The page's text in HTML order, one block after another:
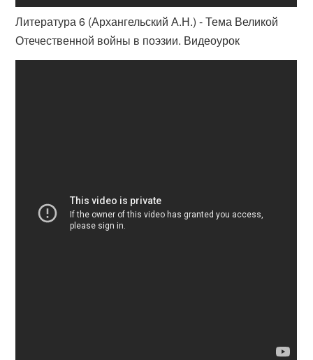
Литература 6 (Архангельский А.Н.) - Тема Великой
Отечественной войны в поэзии. Видеоурок